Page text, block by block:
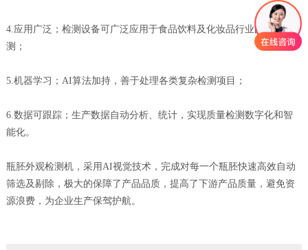
4.应用广泛；检测设备可广泛应用于食品饮料及化妆品行业的胚管检
测；
5.机器学习；AI算法加持，善于处理各类复杂检测项目；
6.数据可跟踪；生产数据自动分析、统计，实现质量检测数字化和智
能化。
瓶胚外观检测机，采用AI视觉技术，完成对每一个瓶胚快速高效自动
筛选及剔除，极大的保障了产品品质，提高了下游产品质量，避免资
源浪费，为企业生产保驾护航。